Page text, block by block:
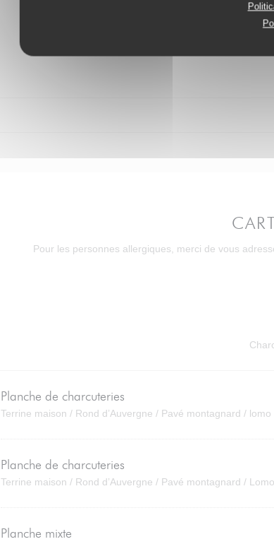
Pour les personnes allergiques, merci de vous
Planche de charcuteries
Terrine maison / Rond d’Auvergne / Pavé montagnard /
Planche de charcuteries
Terrine maison / Rond d’Auvergne / Pavé montagnard /
Planche mixte